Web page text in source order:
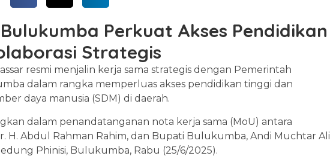
Perkuat Akses Pendidikan
Strategis
resmi menjalin kerja sama strategis dengan Pemerintah
dalam rangka memperluas akses pendidikan tinggi dan
daya manusia (SDM) di daerah.
dalam penandatanganan nota kerja sama (MoU) antara
H. Abdul Rahman Rahim, dan Bupati Bulukumba, Andi Muchtar Ali
Phinisi, Bulukumba, Rabu (25/6/2025).